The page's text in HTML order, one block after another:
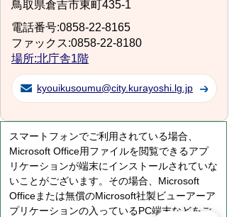
鳥取県倉吉市東町435-1
電話番号:0858-22-8165
ファックス:0858-22-8180
場所:北庁舎1階
kyouikusoumu@city.kurayoshi.lg.jp
スマートフォンでご利用されている場合、
Microsoft Office用ファイルを閲覧できるアプ
リケーションが端末にインストールされていな
いことがございます。その場合、Microsoft
Officeまたは無償のMicrosoft社製ビューアーア
プリケーションの入っているPC端末などをご